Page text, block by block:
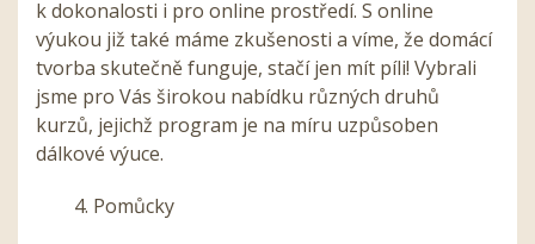
k dokonalosti i pro online prostředí. S online
výukou již také máme zkušenosti a víme, že domácí
tvorba skutečně funguje, stačí jen mít píli! Vybrali
jsme pro Vás širokou nabídku různých druhů
kurzů, jejichž program je na míru uzpůsoben
dálkové výuce.
4. Pomůcky